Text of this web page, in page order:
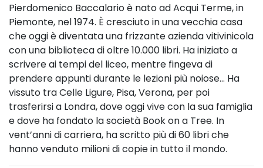
Pierdomenico Baccalario è nato ad Acqui Terme, in
Piemonte, nel 1974. È cresciuto in una vecchia casa
che oggi è diventata una frizzante azienda vitivinicola
con una biblioteca di oltre 10.000 libri. Ha iniziato a
scrivere ai tempi del liceo, mentre fingeva di
prendere appunti durante le lezioni più noiose… Ha
vissuto tra Celle Ligure, Pisa, Verona, per poi
trasferirsi a Londra, dove oggi vive con la sua famiglia
e dove ha fondato la società Book on a Tree. In
vent’anni di carriera, ha scritto più di 60 libri che
hanno venduto milioni di copie in tutto il mondo.